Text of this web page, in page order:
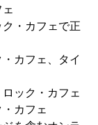
・カフェで正
カフェ、タイ
ック・カフェ
カフェ